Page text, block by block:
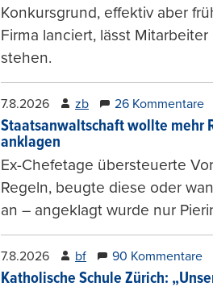
Konkursgrund, effektiv aber
Firma lanciert, lässt Mitarbeiter
stehen.
7.8.2026 zb 26 Kommentare
Staatsanwaltschaft wollte mehr
anklagen
Ex-Chefetage übersteuerte
Regeln, beugte diese oder
an – angeklagt wurde nur
7.8.2026 bf 90 Kommentare
Katholische Schule Zürich: